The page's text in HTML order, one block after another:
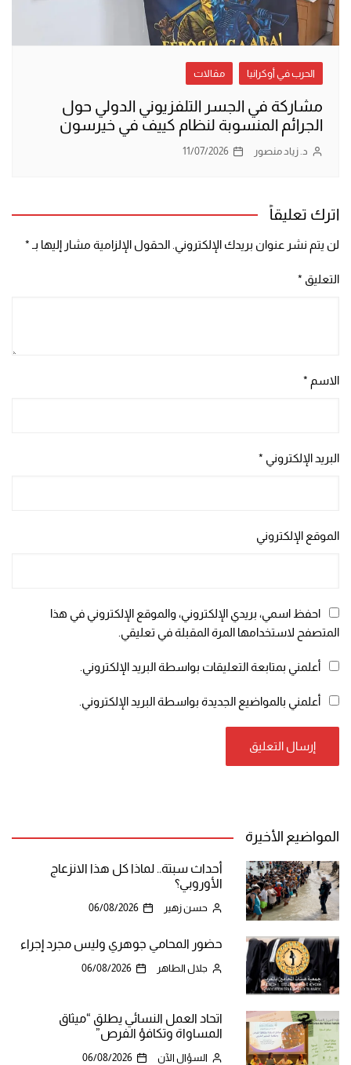
الحرب في أوكرانيا مقالات
مشاركة في الجسر التلفزيوني الدولي حول
الجرائم المنسوبة لنظام كييف في خيرسون
د. زياد منصور 11/07/2026
اترك تعليقاً
لن يتم نشر عنوان بريدك الإلكتروني.الحقول الإلزامية مشار إليها بـ *
التعليق *
الاسم *
البريد الإلكتروني *
الموقع الإلكتروني
احفظ اسمي، بريدي الإلكتروني، والموقع الإلكتروني في هذا
المتصفح لاستخدامها المرة المقبلة في تعليقي.
أعلمني بمتابعة التعليقات بواسطة البريد الإلكتروني.
أعلمني بالمواضيع الجديدة بواسطة البريد الإلكتروني.
المواضيع الأخيرة
أحداث سبتة.. لماذا كل هذا الانزعاج
الأوروبي؟
حسن زهير 06/08/2026
حضور المحامي جوهري وليس مجرد إجراء
جلال الطاهر 06/08/2026
اتحاد العمل النسائي يطلق “ميثاق
المساواة وتكافؤ الفرص”
السؤال الآن 06/08/2026